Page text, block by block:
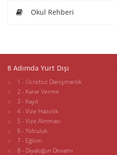
Okul Rehberi
8 Adımda Yurt Dışı
1 - Ücretsiz Danışmanlık
2 - Karar Verme
3 - Kayıt
4 - Vize Hazırlık
5 - Vize Alınması
6 - Yolculuk
7 - Eğitim
8 - Diyaloğun Devamı